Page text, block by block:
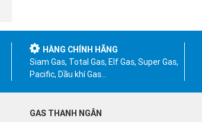
HÀNG CHÍNH HÃNG
Siam Gas, Total Gas, Elf Gas, Super Gas,
Pacific, Dầu khí Gas…
GAS THANH NGÂN